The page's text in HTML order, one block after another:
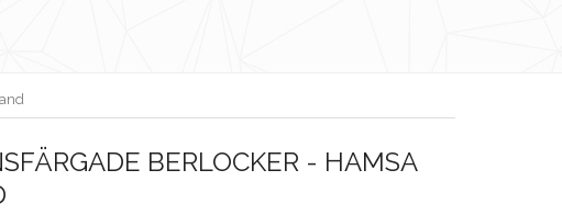
BERLOCKER - HAMSA